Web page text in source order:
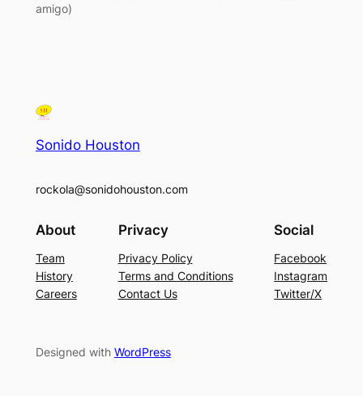
amigo)
Sonido Houston
rockola@sonidohouston.com
About
Team
History
Careers
Privacy
Privacy Policy
Terms and Conditions
Contact Us
Social
Facebook
Instagram
Twitter/X
Designed with WordPress